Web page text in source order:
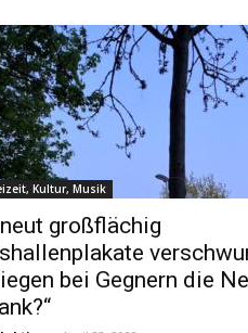
Kultur, Musik
großflächig
bei Gegnern die